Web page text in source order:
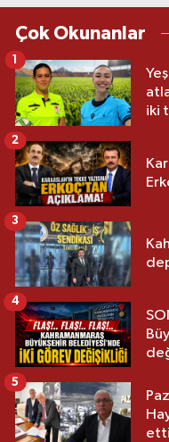
Çok Okunanlar
iki
1
2
3
4
5